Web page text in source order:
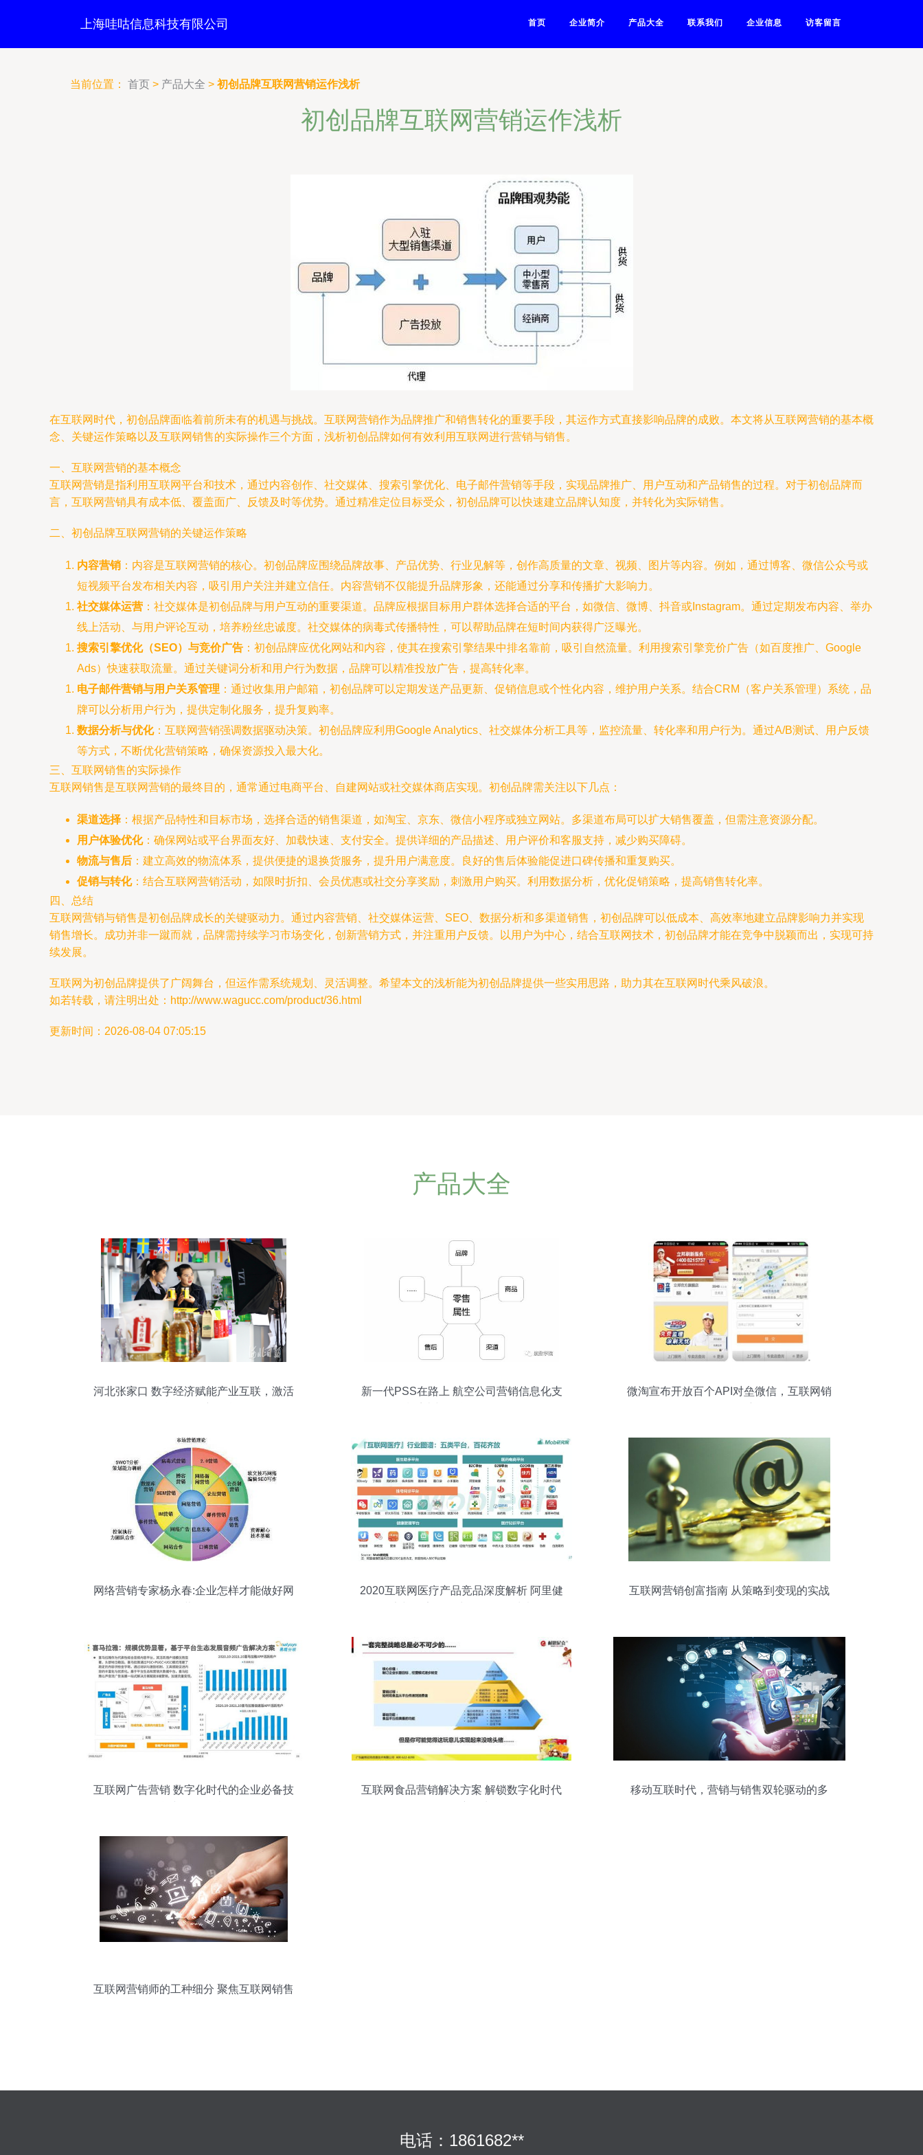
上海哇咕信息科技有限公司 首页 企业简介 产品大全 联系我们 企业信息 访客留言
当前位置： 首页 > 产品大全 > 初创品牌互联网营销运作浅析
初创品牌互联网营销运作浅析
在互联网时代，初创品牌面临着前所未有的机遇与挑战。互联网营销作为品牌推广和销售转化的重要手段，其运作方式直接影响品牌的成败。本文将从互联网营销的基本概
念、关键运作策略以及互联网销售的实际操作三个方面，浅析初创品牌如何有效利用互联网进行营销与销售。
一、互联网营销的基本概念
互联网营销是指利用互联网平台和技术，通过内容创作、社交媒体、搜索引擎优化、电子邮件营销等手段，实现品牌推广、用户互动和产品销售的过程。对于初创品牌而
言，互联网营销具有成本低、覆盖面广、反馈及时等优势。通过精准定位目标受众，初创品牌可以快速建立品牌认知度，并转化为实际销售。
二、初创品牌互联网营销的关键运作策略
内容营销 ：内容是互联网营销的核心。初创品牌应围绕品牌故事、产品优势、行业见解等，创作高质量的文章、视频、图片等内容。例如，通过博客、微信公众号或
短视频平台发布相关内容，吸引用户关注并建立信任。内容营销不仅能提升品牌形象，还能通过分享和传播扩大影响力。
社交媒体运营 ：社交媒体是初创品牌与用户互动的重要渠道。品牌应根据目标用户群体选择合适的平台，如微信、微博、抖音或Instagram。通过定期发布内容、举办
线上活动、与用户评论互动，培养粉丝忠诚度。社交媒体的病毒式传播特性，可以帮助品牌在短时间内获得广泛曝光。
搜索引擎优化（SEO）与竞价广告 ：初创品牌应优化网站和内容，使其在搜索引擎结果中排名靠前，吸引自然流量。利用搜索引擎竞价广告（如百度推广、Google
Ads）快速获取流量。通过关键词分析和用户行为数据，品牌可以精准投放广告，提高转化率。
电子邮件营销与用户关系管理 ：通过收集用户邮箱，初创品牌可以定期发送产品更新、促销信息或个性化内容，维护用户关系。结合CRM（客户关系管理）系统，品
牌可以分析用户行为，提供定制化服务，提升复购率。
数据分析与优化：互联网营销强调数据驱动决策。初创品牌应利用Google Analytics、社交媒体分析工具等，监控流量、转化率和用户行为。通过A/B测试、用户反馈
等方式，不断优化营销策略，确保资源投入最大化。
三、互联网销售的实际操作
互联网销售是互联网营销的最终目的，通常通过电商平台、自建网站或社交媒体商店实现。初创品牌需关注以下几点：
渠道选择 ：根据产品特性和目标市场，选择合适的销售渠道，如淘宝、京东、微信小程序或独立网站。多渠道布局可以扩大销售覆盖，但需注意资源分配。
用户体验优化：确保网站或平台界面友好、加载快速、支付安全。提供详细的产品描述、用户评价和客服支持，减少购买障碍。
物流与售后 ：建立高效的物流体系，提供便捷的退换货服务，提升用户满意度。良好的售后体验能促进口碑传播和重复购买。
促销与转化：结合互联网营销活动，如限时折扣、会员优惠或社交分享奖励，刺激用户购买。利用数据分析，优化促销策略，提高销售转化率。
四、总结
互联网营销与销售是初创品牌成长的关键驱动力。通过内容营销、社交媒体运营、SEO、数据分析和多渠道销售，初创品牌可以低成本、高效率地建立品牌影响力并实现
销售增长。成功并非一蹴而就，品牌需持续学习市场变化，创新营销方式，并注重用户反馈。以用户为中心，结合互联网技术，初创品牌才能在竞争中脱颖而出，实现可持
续发展。
互联网为初创品牌提供了广阔舞台，但运作需系统规划、灵活调整。希望本文的浅析能为初创品牌提供一些实用思路，助力其在互联网时代乘风破浪。
如若转载，请注明出处：http://www.wagucc.com/product/36.html
更新时间：2026-08-04 07:05:15
产品大全
河北张家口 数字经济赋能产业互联，激活
新一代PSS在路上 航空公司营销信息化支
微淘宣布开放百个API对垒微信，互联网销
网络营销专家杨永春:企业怎样才能做好网
2020互联网医疗产品竞品深度解析 阿里健
互联网营销创富指南 从策略到变现的实战
互联网广告营销 数字化时代的企业必备技
互联网食品营销解决方案 解锁数字化时代
移动互联时代，营销与销售双轮驱动的多
互联网营销师的工种细分 聚焦互联网销售
电话：1861682**